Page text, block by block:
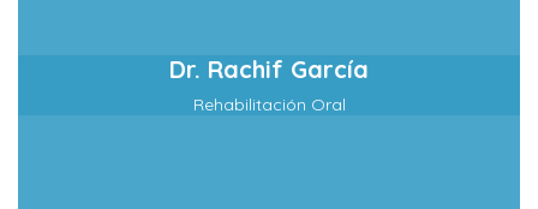
Dr. Rachif García
Rehabilitación Oral